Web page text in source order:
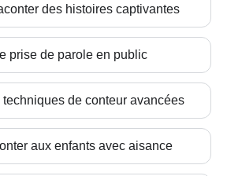
des histoires captivantes
prise de parole en public
techniques de conteur avancées
aux enfants avec aisance